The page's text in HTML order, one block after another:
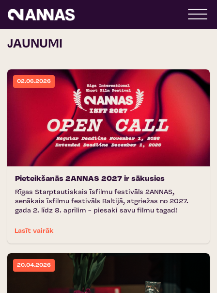
JAUNUMI
02.06.2026
Pieteikšanās 2ANNAS 2027 ir sākusies
Rīgas Starptautiskais īsfilmu festivāls 2ANNAS,
senākais īsfilmu festivāls Baltijā, atgriežas no 2027.
gada 2. līdz 8. aprīlim - piesaki savu filmu tagad!
Lasīt vairāk
20.04.2026